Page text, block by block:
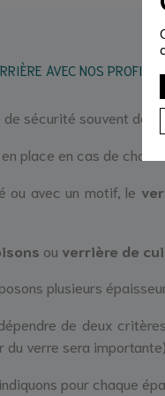
AVEC NOS PROFILÉS
sécurité souvent
place en cas de choc
ou avec un motif, le
ou verrière de
plusieurs
de deux
verre sera importante).
pour chaque